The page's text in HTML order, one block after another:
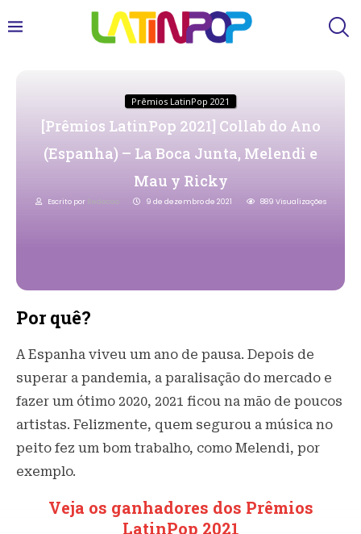
Prêmios LatinPop 2021
[Prêmios LatinPop 2021] Collab do Ano
(Espanha) – La Boca Junta, Melendi e
Mau y Ricky
Escrito por 9 de dezembro de 2021 889 Visualizações
Por quê?
A Espanha viveu um ano de pausa. Depois de
superar a pandemia, a paralisação do mercado e
fazer um ótimo 2020, 2021 ficou na mão de poucos
artistas. Felizmente, quem segurou a música no
peito fez um bom trabalho, como Melendi, por
exemplo.
Veja os ganhadores dos Prêmios
LatinPop 2021